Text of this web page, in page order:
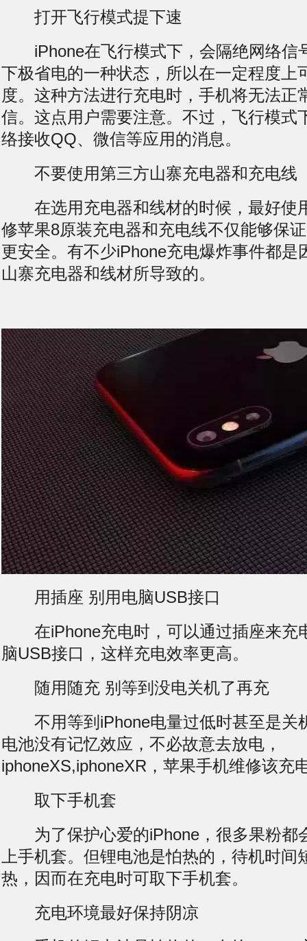
打开飞行模式提下速
iPhone在飞行模式下，会隔绝网络信
下极省电的一种状态，所以在一定程度上
度。这种方法进行充电时，手机将无法正
信。这点用户需要注意。不过，飞行模式
络接收QQ、微信等应用的消息。
不要使用第三方山寨充电器和充电线
在选用充电器和线材的时候，最好使
修苹果8原装充电器和充电线不仅能够保
更安全。有不少iPhone充电爆炸事件都是
山寨充电器和线材所导致的。
用插座 别用电脑USB接口
在iPhone充电时，可以通过插座来充
脑USB接口，这样充电效率更高。
随用随充 别等到没电关机了再充
不用等到iPhone电量过低时甚至是关
电池没有记忆效应，不必故意去放电，
iphoneXS,iphoneXR，苹果手机维修该充
取下手机套
为了保护心爱的iPhone，很多果粉都
上手机套。但锂电池是怕热的， 待机时间
热，因而在充电时可取下手机套。
充电环境最好保持阴凉